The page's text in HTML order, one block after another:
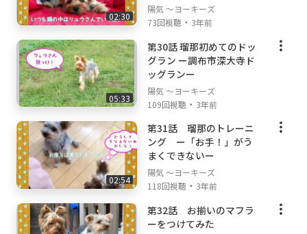
02:30
陽気 ～ヨーキーズ
73回視聴 ・ 3年前
05:33
第30話 瑠那初めてのドッ
グラン ー調布市深大寺ド
ッグランー
陽気 ～ヨーキーズ
109回視聴 ・ 3年前
02:54
第31話 瑠那のトレーニ
ング ー「お手！」がう
まくできないー
陽気 ～ヨーキーズ
118回視聴 ・ 3年前
第32話 お揃いのマフラ
ーをつけてみた